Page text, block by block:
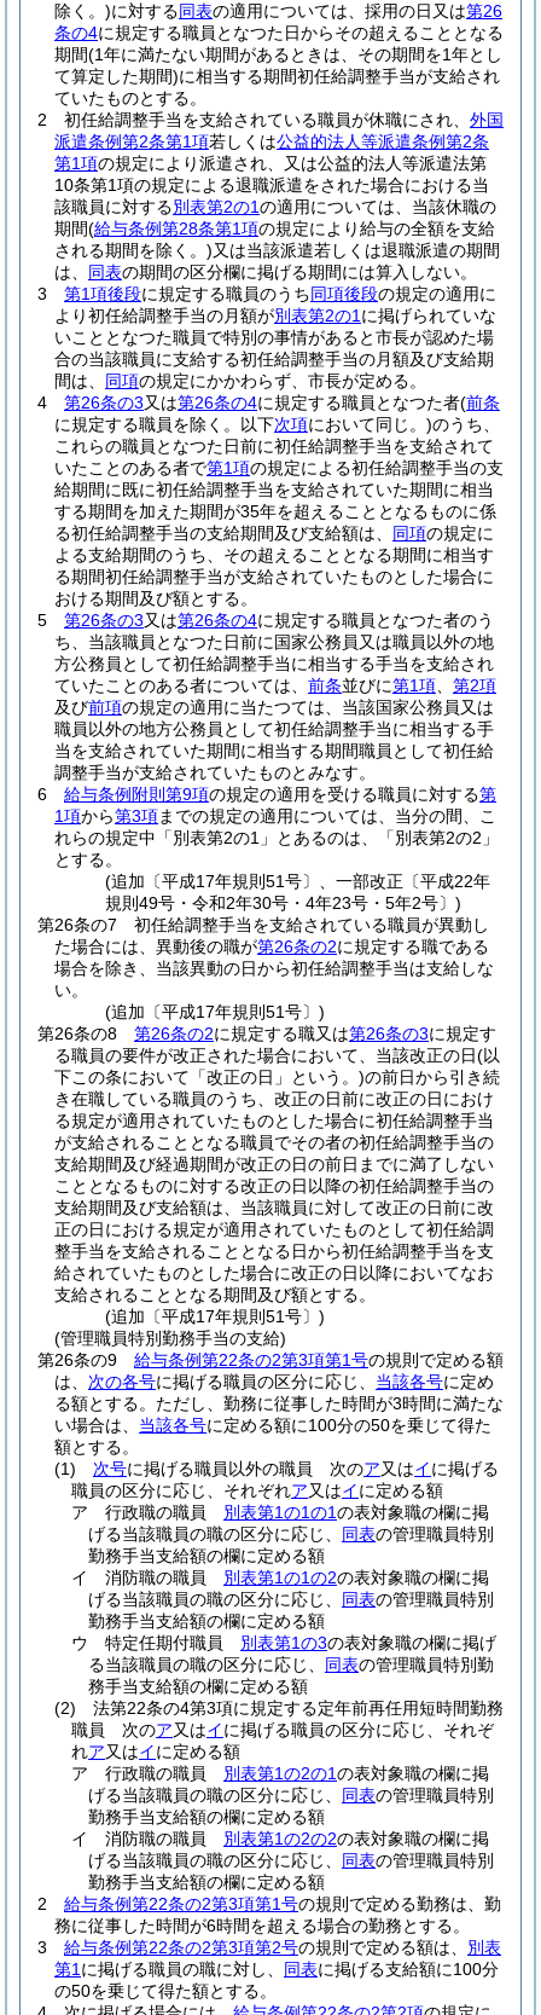
除く。)に対する同表の適用については、採用の日又は第26
条の4に規定する職員となつた日からその超えることとなる
期間(1年に満たない期間があるときは、その期間を1年とし
て算定した期間)に相当する期間初任給調整手当が支給され
ていたものとする。
2
初任給調整手当を支給されている職員が休職にされ、 外国
派遣条例第2条第1項若しくは公益的法人等派遣条例第2条
第1項の規定により派遣され、又は公益的法人等派遣法第
10条第1項の規定による退職派遣をされた場合における当
該職員に対する別表第2の1の適用については、当該休職の
期間(給与条例第28条第1項の規定により給与の全額を支給
される期間を除く。)又は当該派遣若しくは退職派遣の期間
は、 同表の期間の区分欄に掲げる期間には算入しない。
3
第1項後段に規定する職員のうち同項後段の規定の適用に
より初任給調整手当の月額が別表第2の1 に掲げられていな
いこととなつた職員で特別の事情があると市長が認めた場
合の当該職員に支給する初任給調整手当の月額及び支給期
間は、 同項の規定にかかわらず、市長が定める。
4
第26条の3又は第26条の4に規定する職員となつた者(前条
に規定する職員を除く。以下次項において同じ。)のうち、
これらの職員となつた日前に初任給調整手当を支給されて
いたことのある者で第1項の規定による初任給調整手当の支
給期間に既に初任給調整手当を支給されていた期間に相当
する期間を加えた期間が35年を超えることとなるものに係
る初任給調整手当の支給期間及び支給額は、 同項の規定に
よる支給期間のうち、その超えることとなる期間に相当す
る期間初任給調整手当が支給されていたものとした場合に
おける期間及び額とする。
5
第26条の3又は第26条の4に規定する職員となつた者のう
ち、当該職員となつた日前に国家公務員又は職員以外の地
方公務員として初任給調整手当に相当する手当を支給され
ていたことのある者については、 前条並びに第1項
第2項
及び前項の規定の適用に当たつては、当該国家公務員又は
職員以外の地方公務員として初任給調整手当に相当する手
当を支給されていた期間に相当する期間職員として初任給
調整手当が支給されていたものとみなす。
6
給与条例附則第9項の規定の適用を受ける職員に対する第
1項から第3項までの規定の適用については、当分の間、こ
れらの規定中「別表第2の1」とあるのは、「別表第2の2」
とする。
(追加〔平成17年規則51号〕、一部改正〔平成22年
規則49号・令和2年30号・4年23号・5年2号〕)
第26条の7
初任給調整手当を支給されている職員が異動し
た場合には、異動後の職が第26条の2に規定する職である
場合を除き、当該異動の日から初任給調整手当は支給しな
い。
(追加〔平成17年規則51号〕)
第26条の8
第26条の2に規定する職又は第26条の3に規定す
る職員の要件が改正された場合において、当該改正の日(以
下この条において「改正の日」という。)の前日から引き続
き在職している職員のうち、改正の日前に改正の日におけ
る規定が適用されていたものとした場合に初任給調整手当
が支給されることとなる職員でその者の初任給調整手当の
支給期間及び経過期間が改正の日の前日までに満了しない
こととなるものに対する改正の日以降の初任給調整手当の
支給期間及び支給額は、当該職員に対して改正の日前に改
正の日における規定が適用されていたものとして初任給調
整手当を支給されることとなる日から初任給調整手当を支
給されていたものとした場合に改正の日以降においてなお
支給されることとなる期間及び額とする。
(追加〔平成17年規則51号〕)
(管理職員特別勤務手当の支給)
第26条の9
給与条例第22条の2第3項第1号の規則で定める額
は、 次の各号に掲げる職員の区分に応じ、 当該各号に定め
る額とする。 ただし、勤務に従事した時間が3時間に満たな
い場合は、 当該各号に定める額に100分の50を乗じて得た
額とする。
(1)
次号に掲げる職員以外の職員 次のア又はイに掲げる
職員の区分に応じ、それぞれア又はイに定める額
ア
行政職の職員 別表第1の1の1の表対象職の欄に掲
げる当該職員の職の区分に応じ、 同表の管理職員特別
勤務手当支給額の欄に定める額
イ
消防職の職員 別表第1の1の2の表対象職の欄に掲
げる当該職員の職の区分に応じ、 同表の管理職員特別
勤務手当支給額の欄に定める額
ウ
特定任期付職員 別表第1の3の表対象職の欄に掲げ
る当該職員の職の区分に応じ、 同表の管理職員特別勤
務手当支給額の欄に定める額
(2)
法第22条の4第3項に規定する定年前再任用短時間勤務
職員 次のア又はイに掲げる職員の区分に応じ、それぞ
れア又はイに定める額
ア
行政職の職員 別表第1の2の1の表対象職の欄に掲
げる当該職員の職の区分に応じ、 同表の管理職員特別
勤務手当支給額の欄に定める額
イ
消防職の職員 別表第1の2の2の表対象職の欄に掲
げる当該職員の職の区分に応じ、 同表の管理職員特別
勤務手当支給額の欄に定める額
2
給与条例第22条の2第3項第1号の規則で定める勤務は、勤
務に従事した時間が6時間を超える場合の勤務とする。
3
給与条例第22条の2第3項第2号の規則で定める額は、 別表
第1 に掲げる職員の職に対し、 同表に掲げる支給額に100分
の50を乗じて得た額とする。